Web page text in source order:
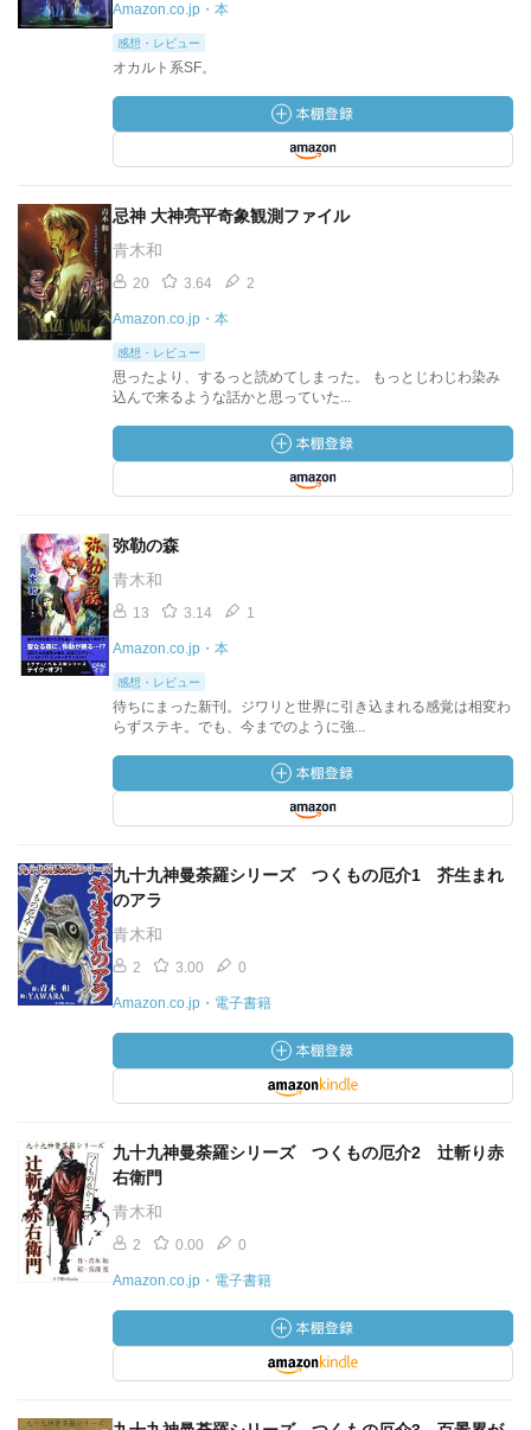
Amazon.co.jp・本
感想・レビュー
オカルト系SF。
忌神 大神亮平奇象観測ファイル
青木和
20 3.64 2
Amazon.co.jp・本
感想・レビュー
思ったより、するっと読めてしまった。 もっとじわじわ染み
込んで来るような話かと思っていた...
弥勒の森
青木和
13 3.14 1
Amazon.co.jp・本
感想・レビュー
待ちにまった新刊。ジワリと世界に引き込まれる感覚は相変わ
らずステキ。でも、今までのように強...
九十九神曼荼羅シリーズ つくもの厄介1 芥生まれ
のアラ
青木和
2 3.00 0
Amazon.co.jp・電子書籍
九十九神曼荼羅シリーズ つくもの厄介2 辻斬り赤
右衛門
青木和
2 0.00 0
Amazon.co.jp・電子書籍